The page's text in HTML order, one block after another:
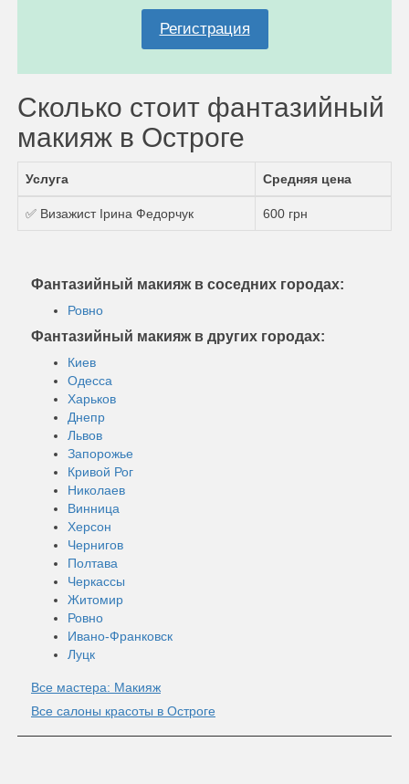
Регистрация
Сколько стоит фантазийный
макияж в Остроге
Услуга Средняя цена
✅ Визажист Ірина Федорчук 600 грн
Фантазийный макияж в соседних городах:
Ровно
Фантазийный макияж в других городах:
Киев
Одесса
Харьков
Днепр
Львов
Запорожье
Кривой Рог
Николаев
Винница
Херсон
Чернигов
Полтава
Черкассы
Житомир
Ровно
Ивано-Франковск
Луцк
Все мастера: Макияж
Все салоны красоты в Остроге